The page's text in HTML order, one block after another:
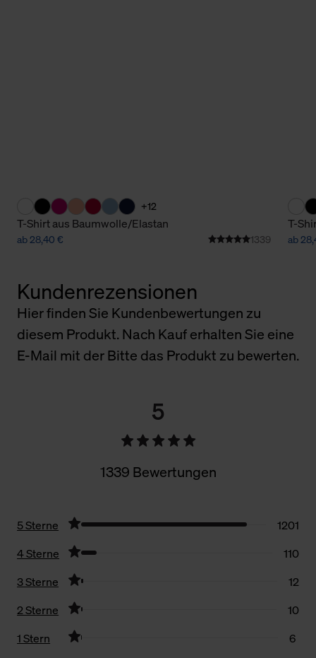
+12
T-Shirt aus Baumwolle/Elastan
ab 28,40 € 1339
T-
ab
Kundenrezensionen
Hier finden Sie Kundenbewertungen zu
diesem Produkt. Nach Kauf erhalten Sie eine
E-Mail mit der Bitte das Produkt zu bewerten.
5
1339 Bewertungen
5 Sterne
1201
4 Sterne
110
3 Sterne
12
2 Sterne
10
1 Stern
6